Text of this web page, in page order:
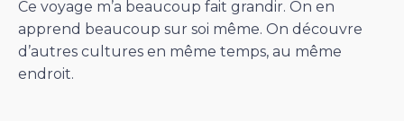
Ce voyage m’a beaucoup fait grandir. On en
apprend beaucoup sur soi même. On découvre
d’autres cultures en même temps, au même
endroit.